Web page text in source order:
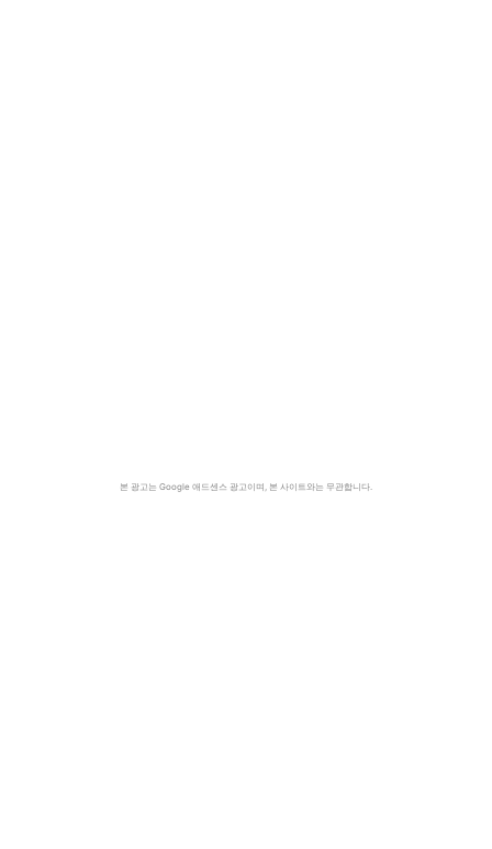
본 광고는 Google 애드센스 광고이며, 본 사이트와는 무관합니다.